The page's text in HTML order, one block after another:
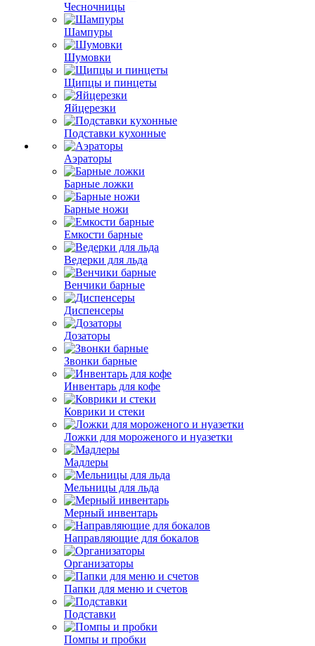
Чесночницы
Шампуры
Шумовки
Щипцы и пинцеты
Яйцерезки
Подставки кухонные
Аэраторы
Барные ложки
Барные ножи
Емкости барные
Ведерки для льда
Венчики барные
Диспенсеры
Дозаторы
Звонки барные
Инвентарь для кофе
Коврики и стеки
Ложки для мороженого и нуазетки
Мадлеры
Мельницы для льда
Мерный инвентарь
Направляющие для бокалов
Организаторы
Папки для меню и счетов
Подставки
Помпы и пробки